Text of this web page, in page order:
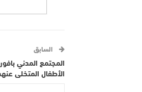
السابق
المجتمع المدني
الأطفال المتخلى